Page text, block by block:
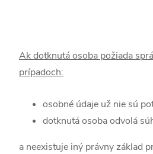
Ak dotknutá osoba požiada
prípadoch:
osobné údaje už nie sú
dotknutá osoba odvolá
a neexistuje iný právny základ